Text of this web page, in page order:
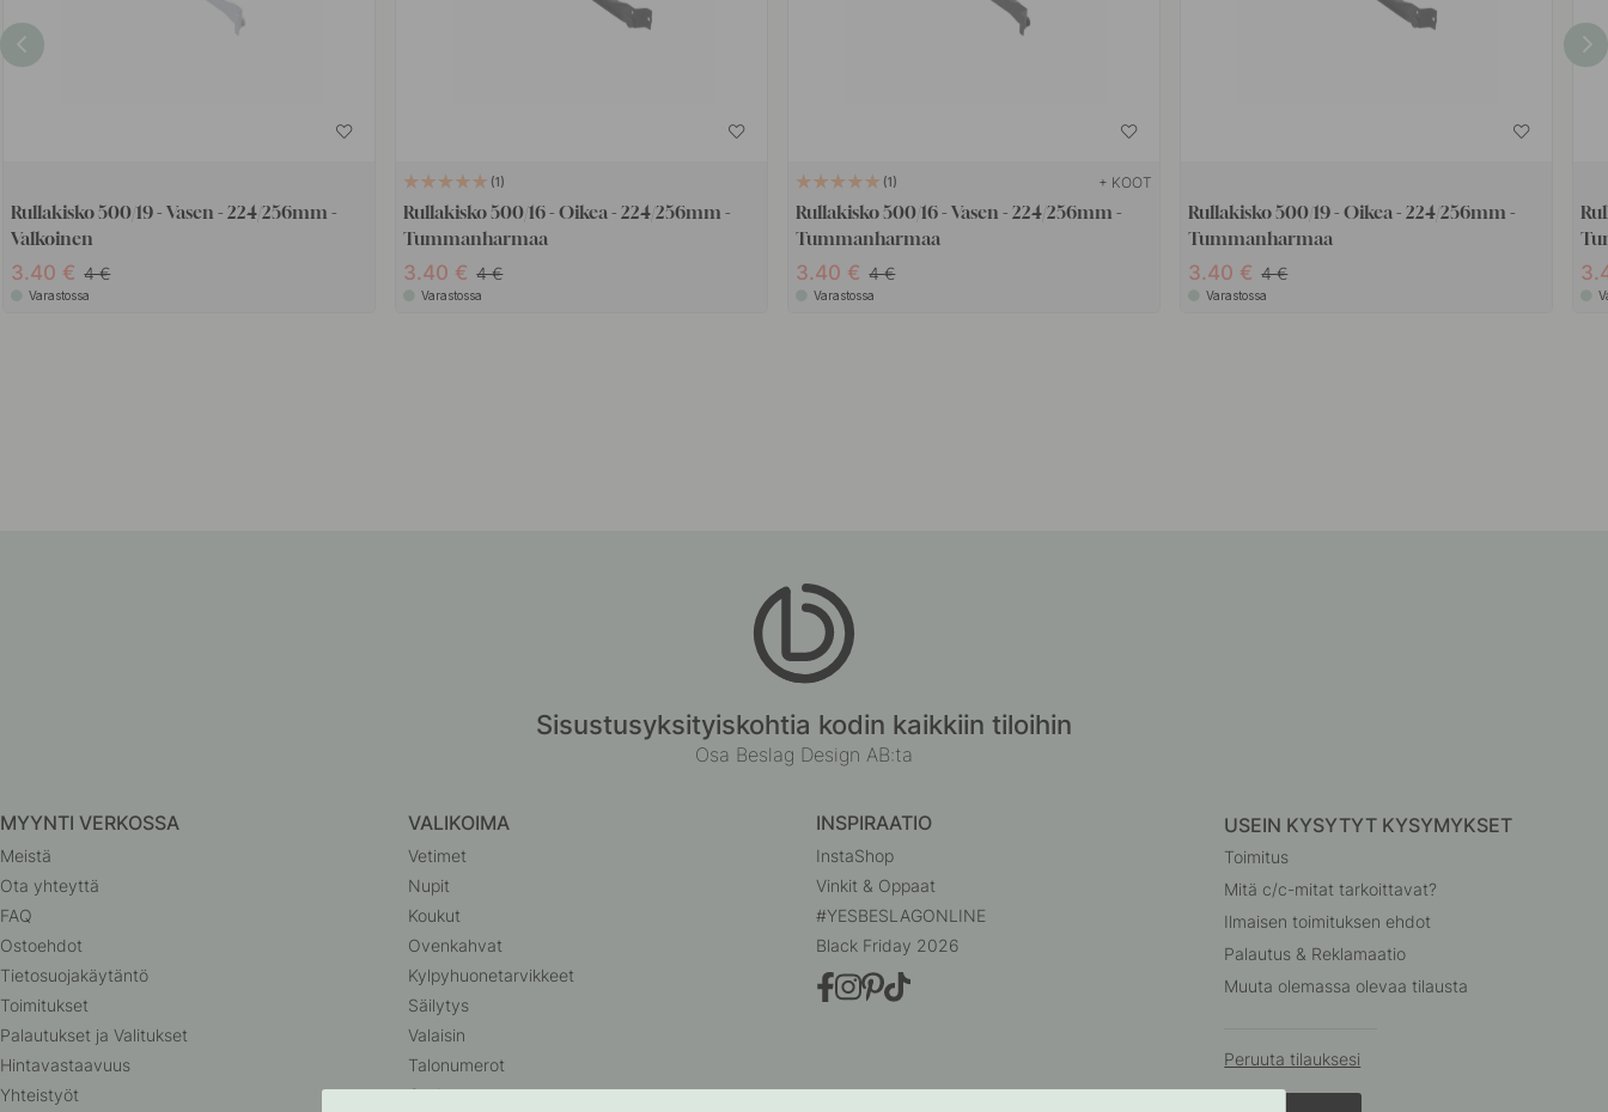
Rullakisko 500/19 - Vasen - 224/256mm -
Valkoinen
3.40 4
Varastossa
1
Rullakisko 500/16 - Oikea - 224/256mm -
Tummanharmaa
3.40 4
Varastossa
1 + KOOT
Rullakisko 500/16 - Vasen - 224/256mm -
Tummanharmaa
3.40 4
Varastossa
Rullakisko 500/19 - Oikea - 224/256mm -
Tummanharmaa
3.40 4
Varastossa
Sisustusyksityiskohtia kodin kaikkiin tiloihin
Osa Beslag Design AB:ta
MYYNTI VERKOSSA
Meistä
Ota yhteyttä
FAQ
Ostoehdot
Tietosuojakäytäntö
Toimitukset
Palautukset ja Valitukset
Hintavastaavuus
Yhteistyöt
VALIKOIMA
Vetimet
Nupit
Koukut
Ovenkahvat
Kylpyhuonetarvikkeet
Säilytys
Valaisin
Talonumerot
Outlet
INSPIRAATIO
InstaShop
Vinkit & Oppaat
#YESBESLAGONLINE
Black Friday 2026
USEIN KYSYTYT KYSYMYKSET
Toimitus
Mitä c/c-mitat tarkoittavat?
Ilmaisen toimituksen ehdot
Palautus & Reklamaatio
Muuta olemassa olevaa tilausta
Peruuta tilauksesi